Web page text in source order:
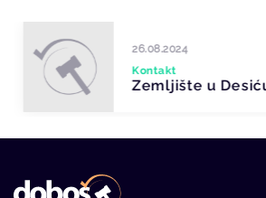
26.08.2024
Kontakt
Zemljište u Desiću